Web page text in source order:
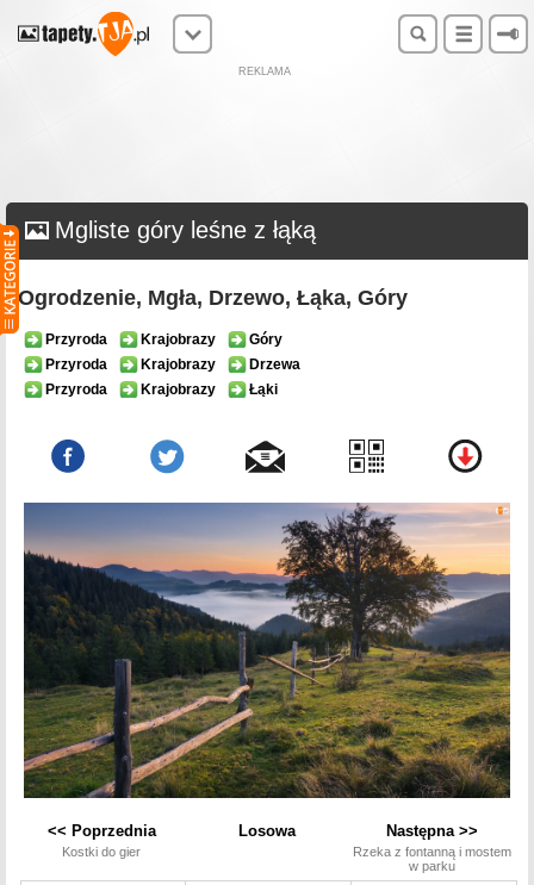
REKLAMA
Mgliste góry leśne z łąką
Ogrodzenie, Mgła, Drzewo, Łąka, Góry
Przyroda Krajobrazy
Góry
Przyroda
Krajobrazy
Drzewa
Przyroda
Krajobrazy Łąki
<< Poprzednia
Kostki do gier
Losowa Następna >>
Rzeka z fontanną i mostem
w parku